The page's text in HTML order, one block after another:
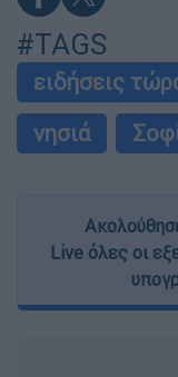
#TAGS
ειδήσεις
νησιά
Live όλες οι